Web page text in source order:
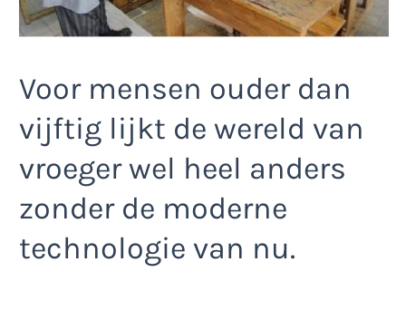
Voor mensen ouder dan
vijftig lijkt de wereld van
vroeger wel heel anders
zonder de moderne
technologie van nu.